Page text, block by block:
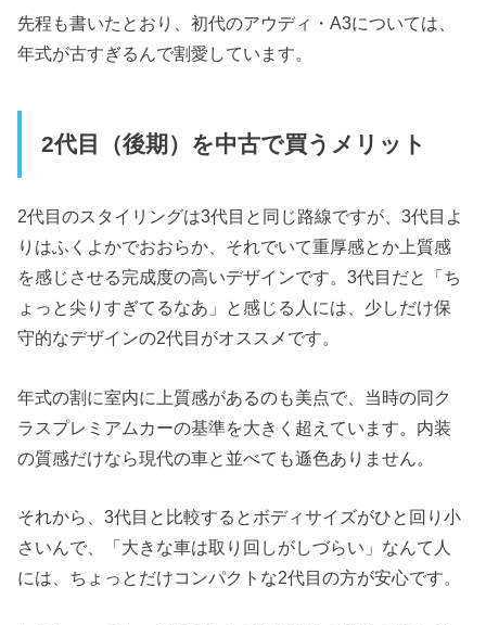
先程も書いたとおり、初代のアウディ・A3については、
年式が古すぎるんで割愛しています。
2代目（後期）を中古で買うメリット
2代目のスタイリングは3代目と同じ路線ですが、3代目よ
りはふくよかでおおらか、それでいて重厚感とか上質感
を感じさせる完成度の高いデザインです。3代目だと「ち
ょっと尖りすぎてるなあ」と感じる人には、少しだけ保
守的なデザインの2代目がオススメです。
年式の割に室内に上質感があるのも美点で、当時の同ク
ラスプレミアムカーの基準を大きく超えています。内装
の質感だけなら現代の車と並べても遜色ありません。
それから、3代目と比較するとボディサイズがひと回り小
さいんで、「大きな車は取り回しがしづらい」なんて人
には、ちょっとだけコンパクトな2代目の方が安心です。